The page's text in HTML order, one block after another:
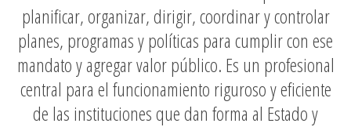
planificar, organizar, dirigir, coordinar y controlar
planes, programas y políticas para cumplir con ese
mandato y agregar valor público. Es un profesional
central para el funcionamiento riguroso y eficiente
de las instituciones que dan forma al Estado y